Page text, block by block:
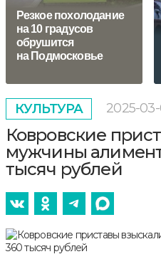
Резкое похолодание
на 10 градусов
обрушится
на Подмосковье
КУЛЬТУРА 2025-
Ковровские
мужчины
тысяч рублей